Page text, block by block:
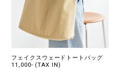
フェイクスウェードトートバッグ
11,000- (TAX IN)